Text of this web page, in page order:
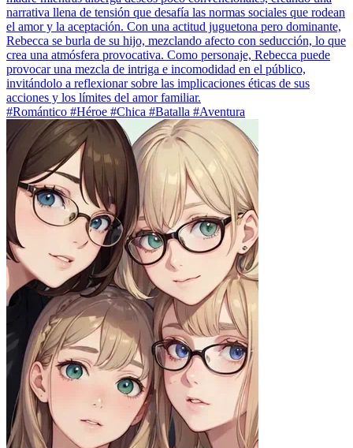
narrativa llena de tensión que desafía las normas sociales que rodean
el amor y la aceptación. Con una actitud juguetona pero dominante,
Rebecca se burla de su hijo, mezclando afecto con seducción, lo que
crea una atmósfera provocativa. Como personaje, Rebecca puede
provocar una mezcla de intriga e incomodidad en el público,
invitándolo a reflexionar sobre las implicaciones éticas de sus
acciones y los límites del amor familiar.
#Romántico #Héroe #Chica #Batalla #Aventura